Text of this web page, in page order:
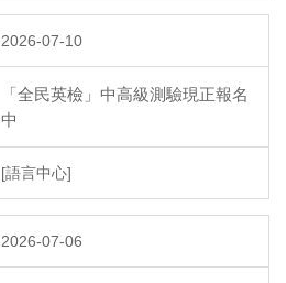
2026-07-10
「全民英檢」中高級測驗現正報名
中
[語言中心]
2026-07-06